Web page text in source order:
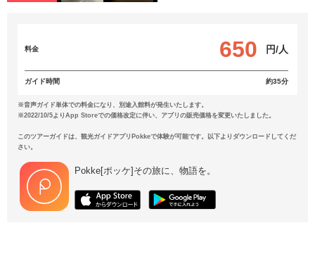
料金 650 円/人
ガイド時間 約35分
※音声ガイド単体での料金になり、別途入館料が発生いたします。
※2022/10/5よりApp Storeでの価格改定に伴い、アプリの販売価格を変更いたしました。
このツアーガイドは、観光ガイドアプリPokkeで体験が可能です。以下よりダウンロードしてくだ
さい。
Pokke[ポッケ]その旅に、物語を。